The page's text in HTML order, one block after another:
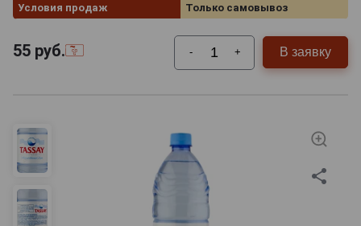
Условия продаж
Только самовывоз
55 руб. - + В заявку